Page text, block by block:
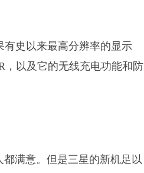
有史以来最高分辨率的显示
，以及它的无线充电功能和防
满意。但是三星的新机足以